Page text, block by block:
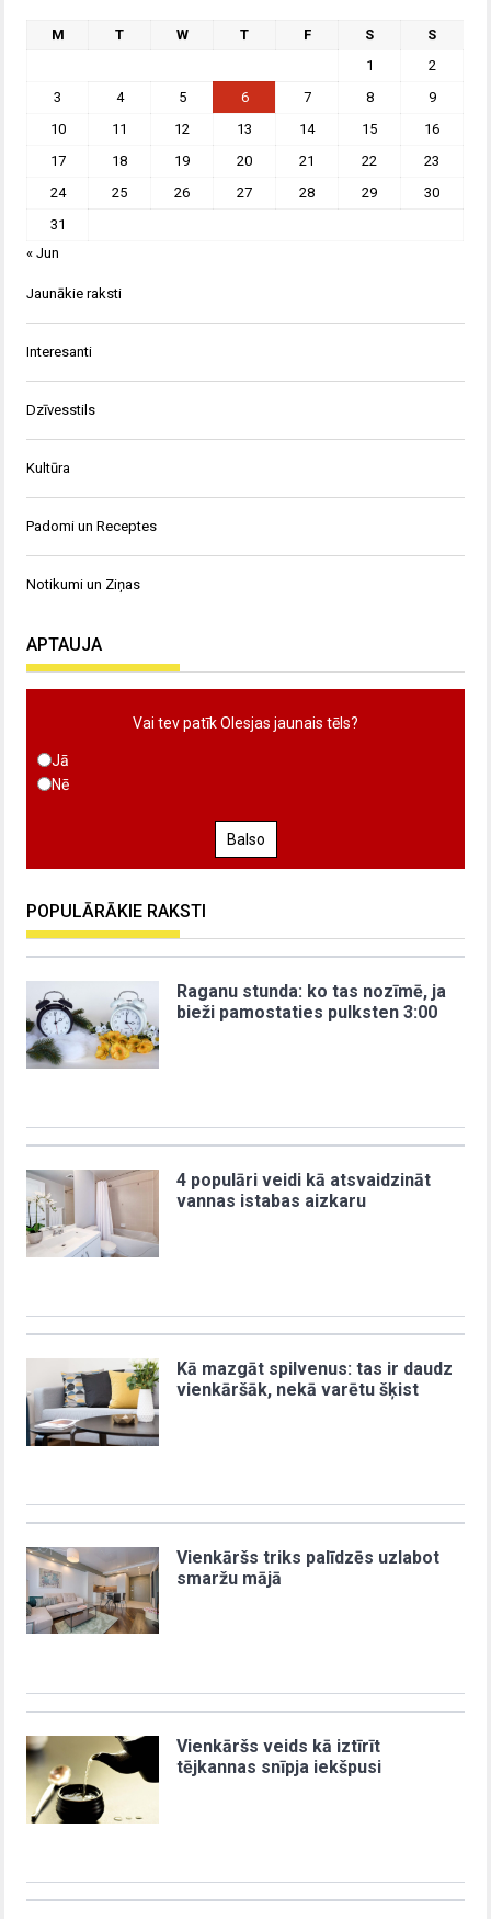
M T W T F S
S
1
2
3
4 5 6 7 8
9
10
11 12 13 14 15
16
17
18 19 20 21 22
23
24
25 26 27 28 29
30
31
« Jun
Jaunākie raksti
Interesanti
Dzīvesstils
Kultūra
Padomi un Receptes
Notikumi un Ziņas
APTAUJA
Vai tev patīk Olesjas jaunais tēls?
Jā
Nē
Balso
POPULĀRĀKIE RAKSTI
Raganu stunda: ko tas nozīmē, ja
bieži pamostaties pulksten 3:00
4 populāri veidi kā atsvaidzināt
vannas istabas aizkaru
Kā mazgāt spilvenus: tas ir daudz
vienkāršāk, nekā varētu šķist
Vienkāršs triks palīdzēs uzlabot
smaržu mājā
Vienkāršs veids kā iztīrīt
tējkannas snīpja iekšpusi